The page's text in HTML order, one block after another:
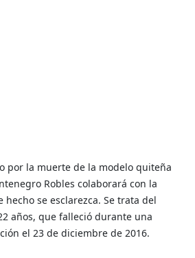
por la muerte de la modelo quiteña
Robles colaborará con la
se esclarezca. Se trata del
años, que falleció durante una
el 23 de diciembre de 2016.